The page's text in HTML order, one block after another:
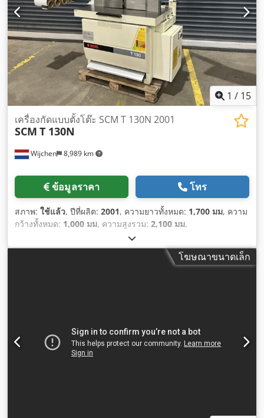
1 / 15
Wijchen 8,989 km
เครื่องกัดแบบตั้งโต๊ะ SCM T 130N 2001
SCM T 130N
ข้อมูลราคา โทร
สภาพ: ใช้แล้ว, ปีที่ผลิต: 2001, ความยาวทั้งหมด: 1,700 มม, ความ
กว้างทั้งหมด: 1,000 มม, ความสูงรวม: 2,100 มม,
โฆษณาขนาดเล็ก